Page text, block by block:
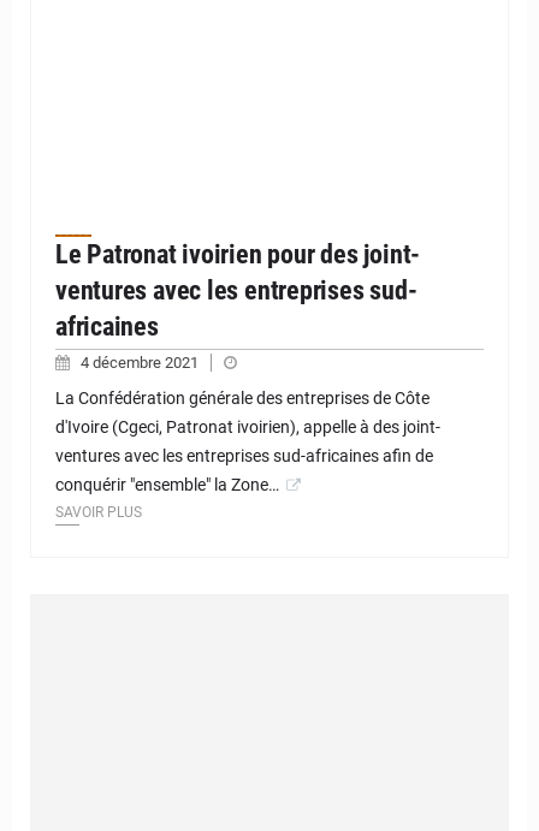
Le Patronat ivoirien pour des joint-
ventures avec les entreprises sud-
africaines
4 décembre 2021
La Confédération générale des entreprises de Côte
d'Ivoire (Cgeci, Patronat ivoirien), appelle à des joint-
ventures avec les entreprises sud-africaines afin de
conquérir "ensemble" la Zone…
SAVOIR PLUS